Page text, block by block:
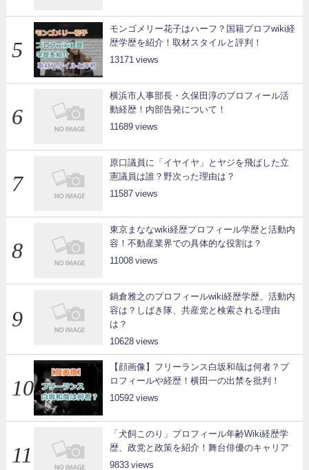
モンゴメリー花子はハーフ？国籍プロフwiki経
歴学歴を紹介！取材スタイルと評判！
13171
横浜市人事部長・久保田淳のプロフィール活
動経歴！内部告発について！
11689
原口議員に「イヤイヤ」とヤジを飛ばした立
憲議員は誰？野次った理由は？
11587
東京まななwiki経歴プロフィール学歴と活動内
容！不動産業界での具体的な役割は？
11008
鍋倉雅之のプロフィールwiki経歴学歴、活動内
容は？しばき隊、共産党と検索される理由
は？
10628
【顔画像】フリーランス白坂和哉は何者？プ
ロフィールや経歴！横田一の出禁を批判！
10592
「犬飼このり」プロフィール年齢Wiki経歴学
歴、政党と政策を紹介！舞台俳優のキャリア
9833